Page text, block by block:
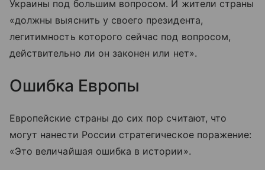
Украины под большим вопросом. И жители страны
«должны выяснить у своего президента,
легитимность которого сейчас под вопросом,
действительно ли он законен или нет».
Ошибка Европы
Европейские страны до сих пор считают, что
могут нанести России стратегическое поражение:
«Это величайшая ошибка в истории».